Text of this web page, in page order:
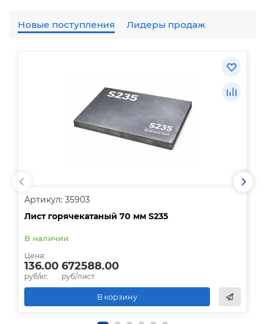
Новые поступления Лидеры продаж
Артикул: 35903
Лист горячекатаный 70 мм S235
В наличии
Цена:
136.00
руб/кг.
672588.00
руб/лист
В корзину